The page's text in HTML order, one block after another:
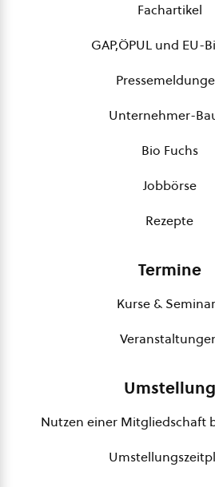
Fachartikel
GAP,ÖPUL und EU-
Unternehmer-
Bio Fuchs
Jobbörse
Rezepte
Termine
Kurse &
Umstellung
Nutzen einer Mitgliedschaft